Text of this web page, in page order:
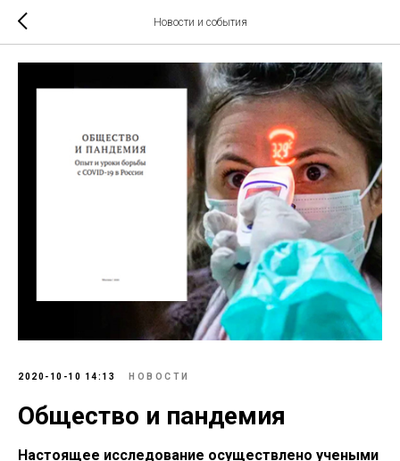
Новости и события
2020-10-10 14:13 НОВОСТИ
Общество и пандемия
Настоящее исследование осуществлено учеными